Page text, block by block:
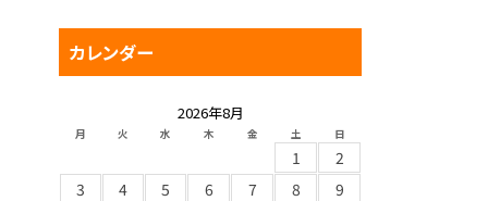
カレンダー
2026年8月
月 火 水 木 金 土 日
1
2
3
4 5 6 7 8
9